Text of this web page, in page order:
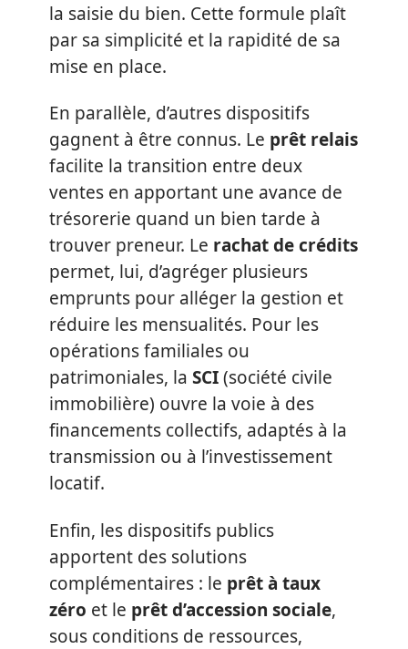
la saisie du bien. Cette formule plaît
par sa simplicité et la rapidité de sa
mise en place.
En parallèle, d’autres dispositifs
gagnent à être connus. Le prêt relais
facilite la transition entre deux
ventes en apportant une avance de
trésorerie quand un bien tarde à
trouver preneur. Le rachat de crédits
permet, lui, d’agréger plusieurs
emprunts pour alléger la gestion et
réduire les mensualités. Pour les
opérations familiales ou
patrimoniales, la SCI(société civile
immobilière) ouvre la voie à des
financements collectifs, adaptés à la
transmission ou à l’investissement
locatif.
Enfin, les dispositifs publics
apportent des solutions
complémentaires : le prêt à taux
zéro et le prêt d’accession sociale,
sous conditions de ressources,